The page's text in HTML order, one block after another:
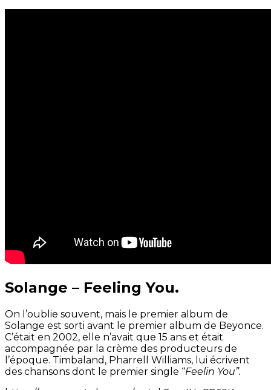
Solange – Feeling You.
On l’oublie souvent, mais le premier album de
Solange est sorti avant le premier album de Beyonce.
C’était en 2002, elle n’avait que 15 ans et était
accompagnée par la crème des producteurs de
l’époque. Timbaland, Pharrell Williams, lui écrivent
des chansons dont le premier single “Feelin You”.